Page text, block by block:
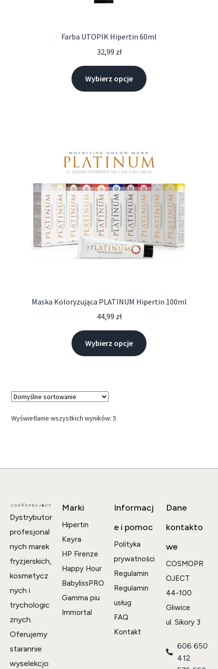
Farba UTOPIK Hipertin 60ml
32,99 zł
Wybierz opcje
Maska Koloryzująca PLATINUM Hipertin 100ml
44,99 zł
Wybierz opcje
Wyświetlanie wszystkich wyników: 5
Dystrybutor
profesjonal
nych marek
fryzjerskich,
kosmetycz
nych i
trychologic
znych.
Oferujemy
starannie
wyselekcjo
Marki
Hipertin
Keyra
HP Firenze
Happy Hour
BabylissPRO
Gamma piu
Immortal
Informacj
e i pomoc
Polityka
prywatności
Regulamin
Regulamin
usług
FAQ
Kontakt
Dane
kontakto
we
COSMOPR
OJECT
44-100
Gliwice
ul. Sikory 3
606 650
412